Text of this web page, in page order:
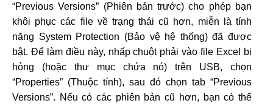
“Previous Versions” (Phiên bản trước) cho phép bạn
khôi phục các file về trạng thái cũ hơn, miễn là tính
năng System Protection (Bảo vệ hệ thống) đã được
bật. Để làm điều này, nhấp chuột phải vào file Excel bị
hỏng (hoặc thư mục chứa nó) trên USB, chọn
“Properties” (Thuộc tính), sau đó chọn tab “Previous
Versions”. Nếu có các phiên bản cũ hơn, bạn có thể